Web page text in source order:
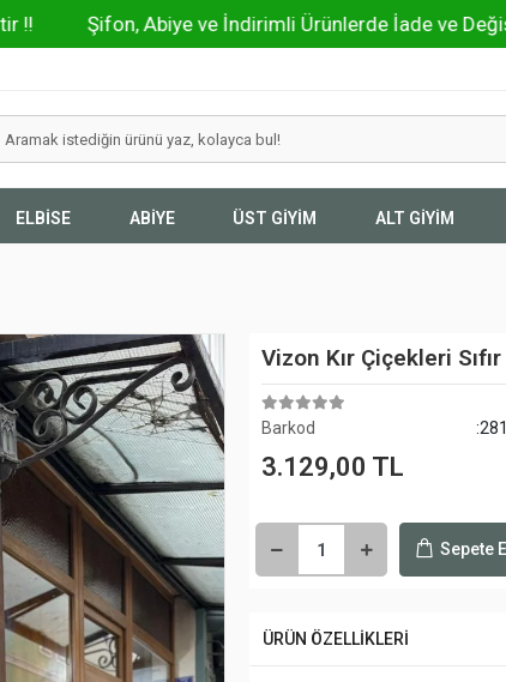
Şifon, Abiye ve İndirimli Ürünlerde İade ve Değişim
ELBİSE ABİYE ÜST GİYİM ALT GİYİM
Vizon Kır Çiçekleri
Barkod
3.129,00 TL
Sepete
ÜRÜN ÖZELLİKLERİ